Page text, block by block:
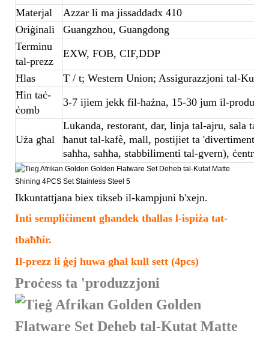
Materjal
Azzar li ma jissaddadx 410
Oriġinali
Guangzhou, Guangdong
Terminu
tal-prezz
EXW, FOB, CIF,DDP
Ħlas
T / t; Western Union; Assigurazzjoni tal-
Ħin taċ-
ċomb
3-7 ijiem jekk fil-ħażna, 15-30 jum il-
Uża għal
Lukanda, restorant, dar, linja tal-ajru, sala
ħanut tal-kafè, mall, postijiet ta 'divertiment,
saħħa, saħħa, stabbilimenti tal-gvern), ċentru,
Ikkuntattjana biex tikseb il-kampjuni b'xejn.
Inti sempliċiment għandek tħallas l-ispiża tat-
tbaħħir.
Il-prezz li ġej huwa għal kull sett (4pcs)
Proċess ta 'produzzjoni